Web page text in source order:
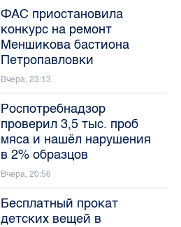
ФАС приостановила
конкурс на ремонт
Меншикова бастиона
Петропавловки
Вчера, 23:13
Роспотребнадзор
проверил 3,5 тыс. проб
мяса и нашёл нарушения
в 2% образцов
Вчера, 20:56
Бесплатный прокат
детских вещей в